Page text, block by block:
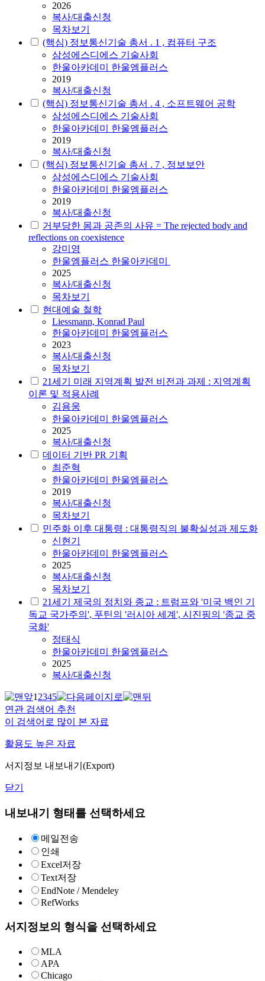
2026
복사/대출신청
목차보기
(핵심) 정보통신기술 총서 . 1 , 컴퓨터 구조
삼성에스디에스 기술사회
한울아카데미 한울엠플러스
2019
복사/대출신청
(핵심) 정보통신기술 총서 . 4 , 소프트웨어 공학
삼성에스디에스 기술사회
한울아카데미 한울엠플러스
2019
복사/대출신청
(핵심) 정보통신기술 총서 . 7 , 정보보안
삼성에스디에스 기술사회
한울아카데미 한울엠플러스
2019
복사/대출신청
거부당한 몸과 공존의 사유 = The rejected body and
reflections on coexistence
강미영
한울엠플러스 한울아카데미
2025
복사/대출신청
목차보기
현대예술 철학
Liessmann, Konrad Paul
한울아카데미 한울엠플러스
2023
복사/대출신청
목차보기
21세기 미래 지역계획 발전 비전과 과제 : 지역계획
이론 및 적용사례
김용웅
한울아카데미 한울엠플러스
2025
복사/대출신청
데이터 기반 PR 기획
최준혁
한울아카데미 한울엠플러스
2019
복사/대출신청
목차보기
민주화 이후 대통령 : 대통령직의 불확실성과 제도화
신현기
한울아카데미 한울엠플러스
2025
복사/대출신청
목차보기
21세기 제국의 정치와 종교 : 트럼프와 '미국 백인 기
독교 국가주의', 푸틴의 '러시아 세계', 시진핑의 '종교 중
국화'
정태식
한울아카데미 한울엠플러스
2025
복사/대출신청
12345
연관 검색어 추천
이 검색어로 많이 본 자료
활용도 높은 자료
서지정보 내보내기(Export)
닫기
내보내기 형태를 선택하세요
메일전송
인쇄
Excel저장
Text저장
EndNote / Mendeley
RefWorks
서지정보의 형식을 선택하세요
MLA
APA
Chicago